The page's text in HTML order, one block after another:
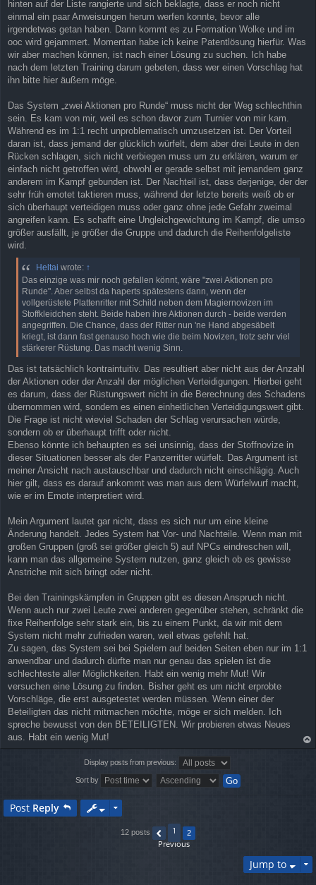
hinten auf der Liste rangierte und sich beklagte, dass er noch nicht
einmal ein paar Anweisungen herum werfen konnte, bevor alle
irgendetwas getan haben. Dann kommt es zu Formation Wolke und im
ooc wird gejammert. Momentan habe ich keine Patentlösung hierfür. Was
wir aber machen können, ist nach einer Lösung zu suchen. Ich habe
nach dem letzten Training darum gebeten, dass wer einen Vorschlag hat
ihn bitte hier äußern möge.
Das System „zwei Aktionen pro Runde“ muss nicht der Weg schlechthin
sein. Es kam von mir, weil es schon davor zum Turnier von mir kam.
Während es im 1:1 recht unproblematisch umzusetzen ist. Der Vorteil
daran ist, dass jemand der glücklich würfelt, dem aber drei Leute in den
Rücken schlagen, sich nicht verbiegen muss um zu erklären, warum er
einfach nicht getroffen wird, obwohl er gerade selbst mit jemandem ganz
anderem im Kampf gebunden ist. Der Nachteil ist, dass derjenige, der der
sehr früh emotet taktieren muss, während der letzte bereits weiß ob er
sich überhaupt verteidigen muss oder ganz ohne jede Gefahr zweimal
angreifen kann. Es schafft eine Ungleichgewichtung im Kampf, die umso
größer ausfällt, je größer die Gruppe und dadurch die Reihenfolgeliste
wird.
Heltai wrote: ↑
Das einzige was mir noch gefallen könnt, wäre "zwei Aktionen pro
Runde". Aber selbst da haperts spätestens dann, wenn der
vollgerüstete Plattenritter mit Schild neben dem Magiernovizen im
Stoffkleidchen steht. Beide haben ihre Aktionen durch - beide werden
angegriffen. Die Chance, dass der Ritter nun 'ne Hand abgesäbelt
kriegt, ist dann fast genauso hoch wie die beim Novizen, trotz sehr viel
stärkerer Rüstung. Das macht wenig Sinn.
Das ist tatsächlich kontraintuitiv. Das resultiert aber nicht aus der Anzahl
der Aktionen oder der Anzahl der möglichen Verteidigungen. Hierbei geht
es darum, dass der Rüstungswert nicht in die Berechnung des Schadens
übernommen wird, sondern es einen einheitlichen Verteidigungswert gibt.
Die Frage ist nicht wieviel Schaden der Schlag verursachen würde,
sondern ob er überhaupt trifft oder nicht.
Ebenso könnte ich behaupten es sei unsinnig, dass der Stoffnovize in
dieser Situationen besser als der Panzerritter würfelt. Das Argument ist
meiner Ansicht nach austauschbar und dadurch nicht einschlägig. Auch
hier gilt, dass es darauf ankommt was man aus dem Würfelwurf macht,
wie er im Emote interpretiert wird.
Mein Argument lautet gar nicht, dass es sich nur um eine kleine
Änderung handelt. Jedes System hat Vor- und Nachteile. Wenn man mit
großen Gruppen (groß sei größer gleich 5) auf NPCs eindreschen will,
kann man das allgemeine System nutzen, ganz gleich ob es gewisse
Anstriche mit sich bringt oder nicht.
Bei den Trainingskämpfen in Gruppen gibt es diesen Anspruch nicht.
Wenn auch nur zwei Leute zwei anderen gegenüber stehen, schränkt die
fixe Reihenfolge sehr stark ein, bis zu einem Punkt, da wir mit dem
System nicht mehr zufrieden waren, weil etwas gefehlt hat.
Zu sagen, das System sei bei Spielern auf beiden Seiten eben nur im 1:1
anwendbar und dadurch dürfte man nur genau das spielen ist die
schlechteste aller Möglichkeiten. Habt ein wenig mehr Mut! Wir
versuchen eine Lösung zu finden. Bisher geht es um nicht erprobte
Vorschläge, die erst ausgetestet werden müssen. Wenn einer der
Beteiligten das nicht mitmachen möchte, möge er sich melden. Ich
spreche bewusst von den BETEILIGTEN. Wir probieren etwas Neues
aus. Habt ein wenig Mut!
Display posts from previous:
Sort by
Post Reply
12 posts
Previous
1 2
Jump to